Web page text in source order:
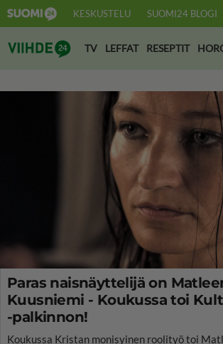
KESKUSTELU SUOMI24 BLOGI
Suomi24 Viihde
TV LEFFAT RESEPTIT
Paras naisnäyttelijä on
Kuusniemi - Koukussa toi
-palkinnon!
Koukussa Kristan monisyinen roolityö toi